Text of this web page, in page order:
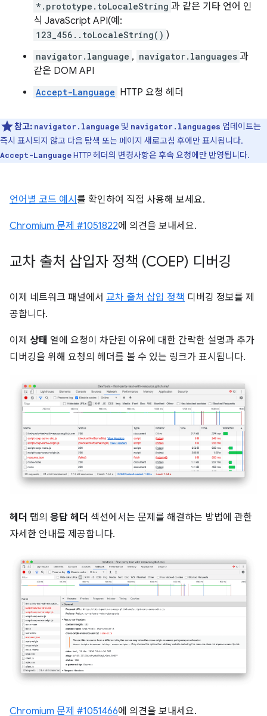
*.prototype.toLocaleString 과 같은 기타 언어 인
식 JavaScript API(예:
123_456..toLocaleString() )
navigator.language , navigator.languages 과
같은 DOM API
Accept-Language HTTP 요청 헤더
참고: navigator.language 및 navigator.languages 업데이트는
즉시 표시되지 않고 다음 탐색 또는 페이지 새로고침 후에만 표시됩니다.
Accept-LanguageHTTP 헤더의 변경사항은 후속 요청에만 반영됩니다.
언어별 코드 예시 를 확인하여 직접 사용해 보세요.
Chromium 문제 #1051822에 의견을 보내세요.
교차 출처 삽입자 정책 (COEP) 디버깅
이제 네트워크 패널에서 교차 출처 삽입 정책 디버깅 정보를 제
공합니다.
이제 상태 열에 요청이 차단된 이유에 대한 간략한 설명과 추가
디버깅을 위해 요청의 헤더를 볼 수 있는 링크가 표시됩니다.
헤더 탭의 응답 헤더 섹션에서는 문제를 해결하는 방법에 관한
자세한 안내를 제공합니다.
Chromium 문제 #1051466에 의견을 보내세요.